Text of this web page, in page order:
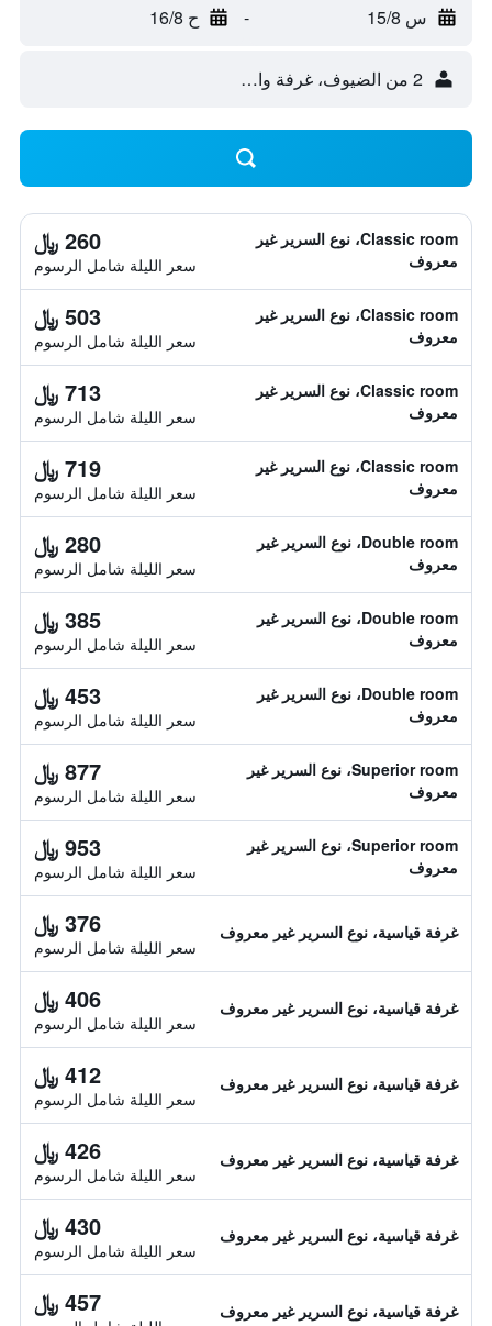
س 15/8 - ح 16/8
2 من الضيوف، غرفة واحدة
Classic room، نوع السرير غير
معروف
260 ﷼
سعر الليلة شامل الرسوم
Classic room، نوع السرير غير
معروف
503 ﷼
سعر الليلة شامل الرسوم
Classic room، نوع السرير غير
معروف
713 ﷼
سعر الليلة شامل الرسوم
Classic room، نوع السرير غير
معروف
719 ﷼
سعر الليلة شامل الرسوم
Double room، نوع السرير غير
معروف
280 ﷼
سعر الليلة شامل الرسوم
Double room، نوع السرير غير
معروف
385 ﷼
سعر الليلة شامل الرسوم
Double room، نوع السرير غير
معروف
453 ﷼
سعر الليلة شامل الرسوم
Superior room، نوع السرير غير
معروف
877 ﷼
سعر الليلة شامل الرسوم
Superior room، نوع السرير غير
معروف
953 ﷼
سعر الليلة شامل الرسوم
غرفة قياسية، نوع السرير غير معروف 376 ﷼
سعر الليلة شامل الرسوم
غرفة قياسية، نوع السرير غير معروف 406 ﷼
سعر الليلة شامل الرسوم
غرفة قياسية، نوع السرير غير معروف 412 ﷼
سعر الليلة شامل الرسوم
غرفة قياسية، نوع السرير غير معروف 426 ﷼
سعر الليلة شامل الرسوم
غرفة قياسية، نوع السرير غير معروف 430 ﷼
سعر الليلة شامل الرسوم
غرفة قياسية، نوع السرير غير معروف 457 ﷼